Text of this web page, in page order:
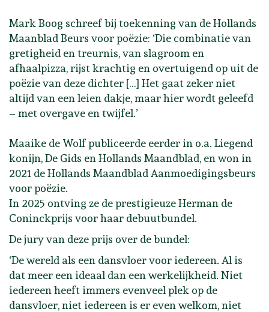
Mark Boog schreef bij toekenning van de Hollands
Maanblad Beurs voor poëzie: ‘Die combinatie van
gretigheid en treurnis, van slagroom en
afhaalpizza, rijst krachtig en overtuigend op uit de
poëzie van deze dichter […] Het gaat zeker niet
altijd van een leien dakje, maar hier wordt geleefd
– met overgave en twijfel.’
Maaike de Wolf publiceerde eerder in o.a. Liegend
konijn, De Gids en Hollands Maandblad, en won in
2021 de Hollands Maandblad Aanmoedigingsbeurs
voor poëzie.
In 2025 ontving ze de prestigieuze Herman de
Coninckprijs voor haar debuutbundel.
De jury van deze prijs over de bundel:
‘De wereld als een dansvloer voor iedereen. Al is
dat meer een ideaal dan een werkelijkheid. Niet
iedereen heeft immers evenveel plek op de
dansvloer, niet iedereen is er even welkom, niet